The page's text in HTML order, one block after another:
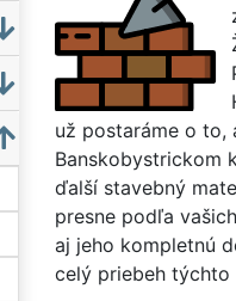
už postaráme o to,
Banskobystrickom
ďalší stavebný
presne podľa
aj jeho kompletnú
celý priebeh týchto